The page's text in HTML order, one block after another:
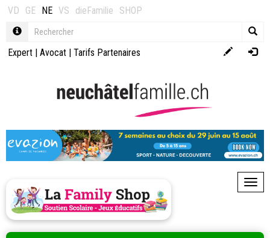
VD GE NE VS dieFamilie SHOP
Expert | Avocat | Tarifs Partenaires